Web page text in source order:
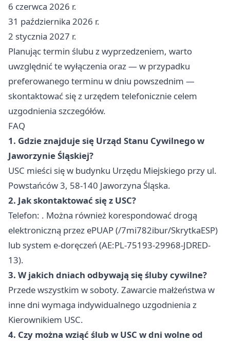
6 czerwca 2026 r.
31 października 2026 r.
2 stycznia 2027 r.
Planując termin ślubu z wyprzedzeniem, warto
uwzględnić te wyłączenia oraz — w przypadku
preferowanego terminu w dniu powszednim —
skontaktować się z urzędem telefonicznie celem
uzgodnienia szczegółów.
FAQ
1. Gdzie znajduje się Urząd Stanu Cywilnego w
Jaworzynie Śląskiej?
USC mieści się w budynku Urzędu Miejskiego przy ul.
Powstańców 3, 58-140 Jaworzyna Śląska.
2. Jak skontaktować się z USC?
Telefon: . Można również korespondować drogą
elektroniczną przez ePUAP (/7mi782ibur/SkrytkaESP)
lub system e-doręczeń (AE:PL-75193-29968-JDRED-
13).
3. W jakich dniach odbywają się śluby cywilne?
Przede wszystkim w soboty. Zawarcie małżeństwa w
inne dni wymaga indywidualnego uzgodnienia z
Kierownikiem USC.
4. Czy można wziąć ślub w USC w dni wolne od